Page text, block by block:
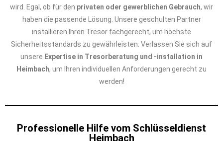
wird. Egal, ob für den privaten oder gewerblichen Gebrauch, wir
haben die passende Lösung. Unsere geschulten Partner
installieren Ihren Tresor fachgerecht, um höchste
Sicherheitsstandards zu gewährleisten. Verlassen Sie sich auf
unsere Expertise in Tresorberatung und -installation in
Heimbach, um Ihren individuellen Anforderungen gerecht zu
werden!
Professionelle Hilfe vom Schlüsseldienst
Heimbach